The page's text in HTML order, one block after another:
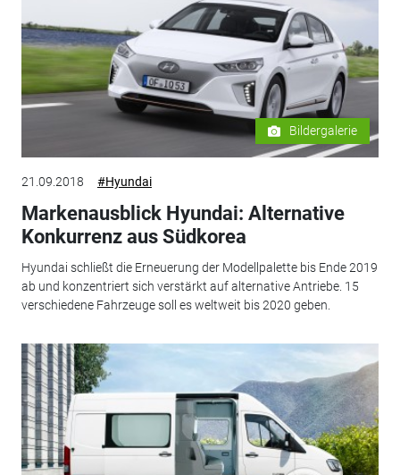
Bildergalerie
21.09.2018 #Hyundai
Markenausblick Hyundai: Alternative
Konkurrenz aus Südkorea
Hyundai schließt die Erneuerung der Modellpalette bis Ende 2019
ab und konzentriert sich verstärkt auf alternative Antriebe. 15
verschiedene Fahrzeuge soll es weltweit bis 2020 geben.